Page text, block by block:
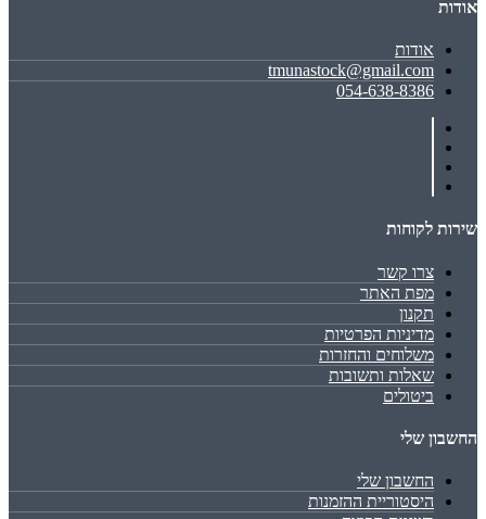
אודות
אודות
tmunastock@gmail.com
054-638-8386
שירות לקוחות
צרו קשר
מפת האתר
תקנון
מדיניות הפרטיות
משלוחים והחזרות
שאלות ותשובות
ביטולים
החשבון שלי
החשבון שלי
היסטוריית ההזמנות